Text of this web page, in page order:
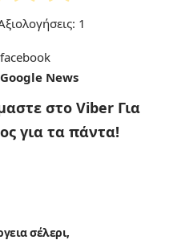
1
facebook
Google News
στο Viber Για
για τα πάντα!
σέλερι